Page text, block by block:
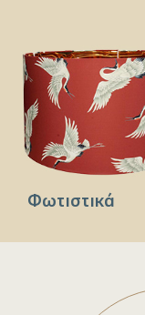
Φωτιστικά